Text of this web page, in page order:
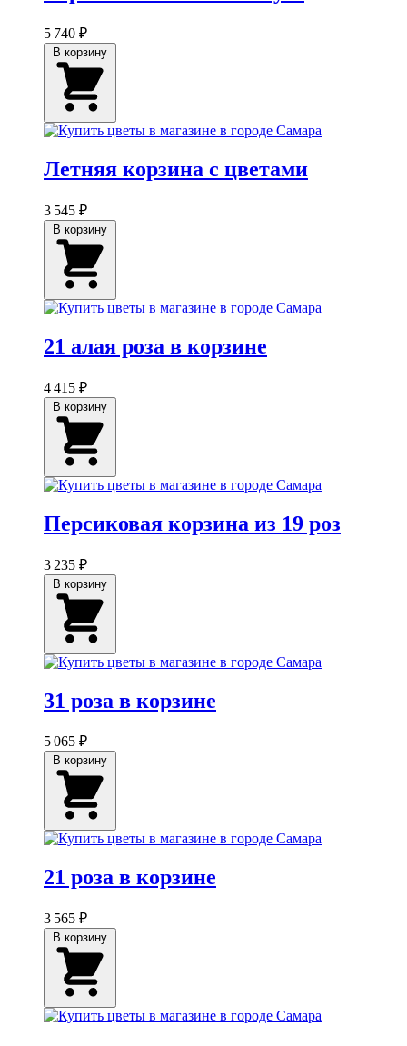
5 740 ₽
Летняя корзина с цветами
3 545 ₽
21 алая роза в корзине
4 415 ₽
Персиковая корзина из 19 роз
3 235 ₽
31 роза в корзине
5 065 ₽
21 роза в корзине
3 565 ₽